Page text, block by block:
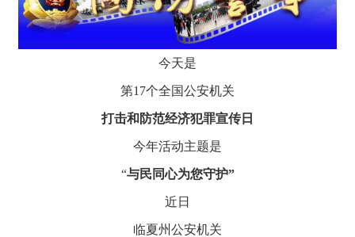
今天是
第17个全国公安机关
打击和防范经济犯罪宣传日
今年活动主题是
“与民同心为您守护”
近日
临夏州公安机关